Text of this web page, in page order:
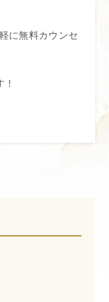
に無料カウンセ